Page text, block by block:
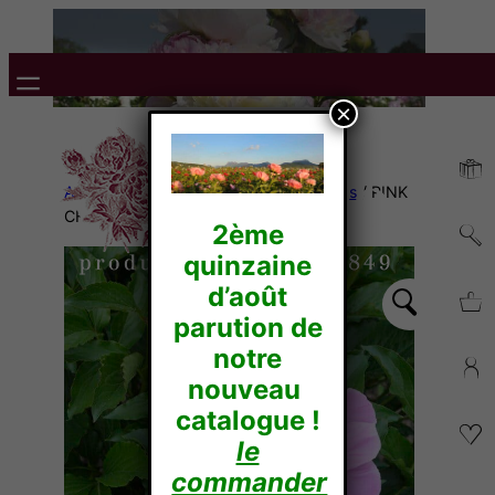
Accueil/Pivoines Herbacées/Hybrides / PINK
CHALICE
2ème
quinzaine
d’août
parution de
notre
nouveau
catalogue !
le
commander
×